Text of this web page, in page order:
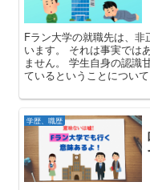
Fラン大学の就職先は、
います。 それは事実では
ません。 学生自身の認識
ているということについ
学歴、職歴